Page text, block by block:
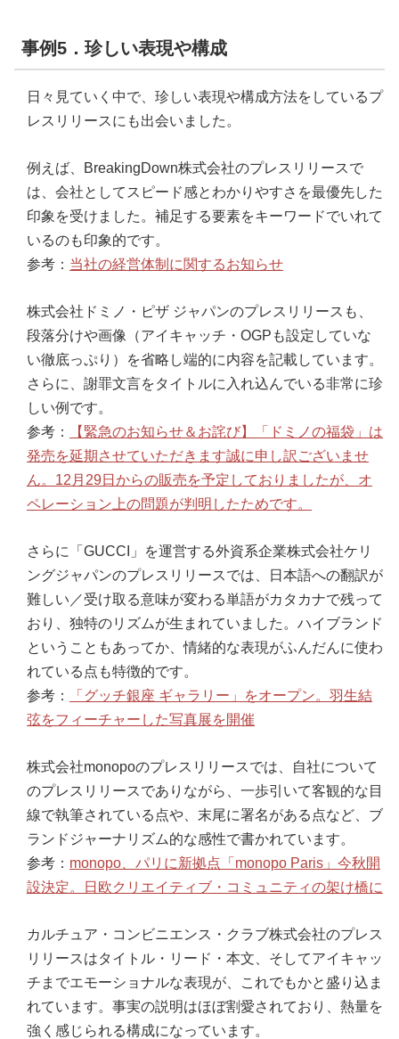
事例5．珍しい表現や構成
日々見ていく中で、珍しい表現や構成方法をしているプ
レスリリースにも出会いました。
例えば、BreakingDown株式会社のプレスリリースで
は、会社としてスピード感とわかりやすさを最優先した
印象を受けました。補足する要素をキーワードでいれて
いるのも印象的です。
参考： 当社の経営体制に関するお知らせ
株式会社ドミノ・ピザ ジャパンのプレスリリースも、
段落分けや画像（アイキャッチ・OGPも設定していな
い徹底っぷり）を省略し端的に内容を記載しています。
さらに、謝罪文言をタイトルに入れ込んでいる非常に珍
しい例です。
参考：
【緊急のお知らせ＆お詫び】「ドミノの福袋」は
発売を延期させていただきます誠に申し訳ございませ
ん。12月29日からの販売を予定しておりましたが、オ
ペレーション上の問題が判明したためです。
さらに「GUCCI」を運営する外資系企業株式会社ケリ
ングジャパンのプレスリリースでは、日本語への翻訳が
難しい／受け取る意味が変わる単語がカタカナで残って
おり、独特のリズムが生まれていました。ハイブランド
ということもあってか、情緒的な表現がふんだんに使わ
れている点も特徴的です。
参考：
「グッチ銀座 ギャラリー」をオープン。羽生結
弦をフィーチャーした写真展を開催
株式会社monopoのプレスリリースでは、自社について
のプレスリリースでありながら、一歩引いて客観的な目
線で執筆されている点や、末尾に署名がある点など、ブ
ランドジャーナリズム的な感性で書かれています。
参考： monopo、パリに新拠点「monopo Paris」今秋開
設決定。日欧クリエイティブ・コミュニティの架け橋に
カルチュア・コンビニエンス・クラブ株式会社のプレス
リリースはタイトル・リード・本文、そしてアイキャッ
チまでエモーショナルな表現が、これでもかと盛り込ま
れています。事実の説明はほぼ割愛されており、熱量を
強く感じられる構成になっています。